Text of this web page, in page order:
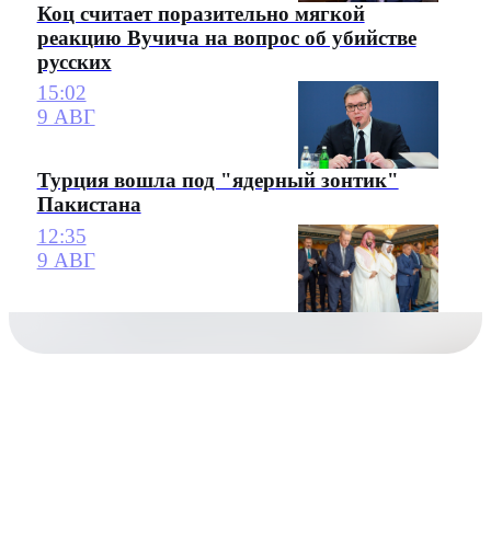
Коц считает поразительно мягкой
реакцию Вучича на вопрос об убийстве
русских
15:02
9 АВГ
Турция вошла под "ядерный зонтик"
Пакистана
12:35
9 АВГ